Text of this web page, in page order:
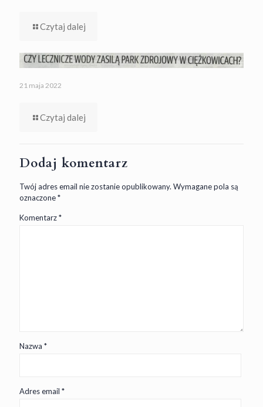
Czytaj dalej
21 maja 2022
Czytaj dalej
Dodaj komentarz
Twój adres email nie zostanie opublikowany. Wymagane pola są
oznaczone*
Komentarz*
Nazwa *
Adres email *